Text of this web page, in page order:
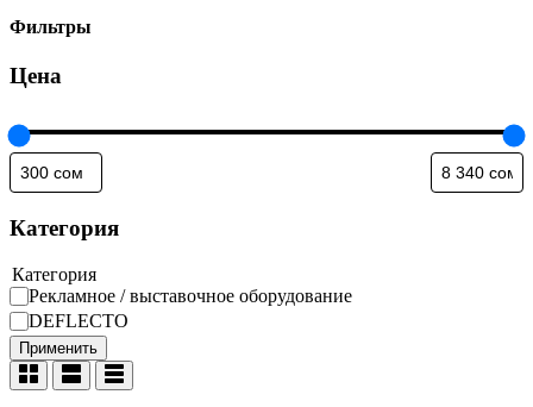
Фильтры
Цена
Категория
Категория
Рекламное / выставочное оборудование
DEFLECTO
Применить